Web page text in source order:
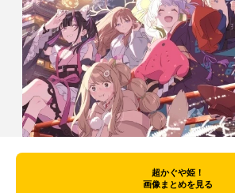
超かぐや姫！
画像まとめを見る